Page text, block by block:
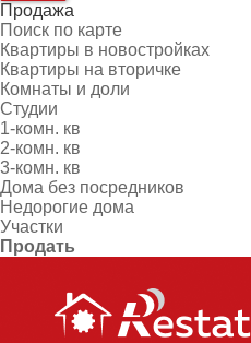
Продажа
Поиск по карте
Квартиры в новостройках
Квартиры на вторичке
Комнаты и доли
Студии
1-комн. кв
2-комн. кв
3-комн. кв
Дома без посредников
Недорогие дома
Участки
Продать